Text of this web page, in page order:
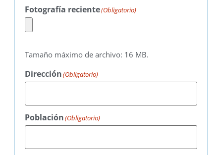
Fotografía reciente(Obligatorio)
Tamaño máximo de archivo: 16 MB.
Dirección(Obligatorio)
Población(Obligatorio)